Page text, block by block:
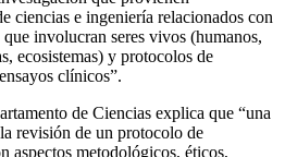
ciencias e ingeniería relacionados con
que involucran seres vivos (humanos,
ecosistemas) y protocolos de
clínicos”.
de Ciencias explica que “una
revisión de un protocolo de
aspectos metodológicos, éticos,